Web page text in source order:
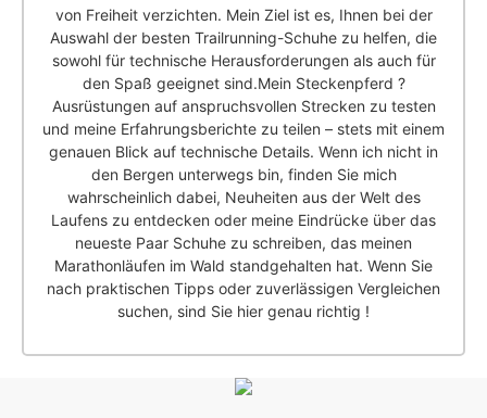
von Freiheit verzichten. Mein Ziel ist es, Ihnen bei der
Auswahl der besten Trailrunning-Schuhe zu helfen, die
sowohl für technische Herausforderungen als auch für
den Spaß geeignet sind.Mein Steckenpferd ?
Ausrüstungen auf anspruchsvollen Strecken zu testen
und meine Erfahrungsberichte zu teilen – stets mit einem
genauen Blick auf technische Details. Wenn ich nicht in
den Bergen unterwegs bin, finden Sie mich
wahrscheinlich dabei, Neuheiten aus der Welt des
Laufens zu entdecken oder meine Eindrücke über das
neueste Paar Schuhe zu schreiben, das meinen
Marathonläufen im Wald standgehalten hat. Wenn Sie
nach praktischen Tipps oder zuverlässigen Vergleichen
suchen, sind Sie hier genau richtig !